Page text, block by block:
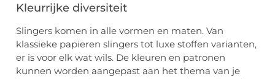
Kleurrijke diversiteit
Slingers komen in alle vormen en maten. Van
klassieke papieren slingers tot luxe stoffen varianten,
er is voor elk wat wils. De kleuren en patronen
kunnen worden aangepast aan het thema van je